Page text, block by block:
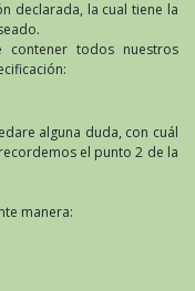
declarada, la cual tiene la
contener todos nuestros
alguna duda, con cuál
el punto 2 de la
manera: